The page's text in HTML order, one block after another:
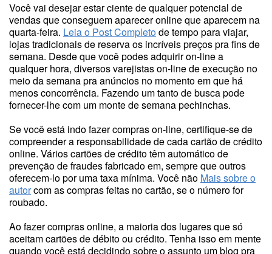
Você vai desejar estar ciente de qualquer potencial de
vendas que conseguem aparecer online que aparecem na
quarta-feira. Leia o Post Completode tempo para viajar,
lojas tradicionais de reserva os incríveis preços pra fins de
semana. Desde que você podes adquirir on-line a
qualquer hora, diversos varejistas on-line de execução no
meio da semana pra anúncios no momento em que há
menos concorrência. Fazendo um tanto de busca pode
fornecer-lhe com um monte de semana pechinchas.
Se você está indo fazer compras on-line, certifique-se de
compreender a responsabilidade de cada cartão de crédito
online. Vários cartões de crédito têm automático de
prevenção de fraudes fabricado em, sempre que outros
oferecem-lo por uma taxa mínima. Você não Mais sobre o
autorcom as compras feitas no cartão, se o número for
roubado.
Ao fazer compras online, a maioria dos lugares que só
aceitam cartões de débito ou crédito. Tenha isso em mente
quando você está decidindo sobre o assunto um blog pra